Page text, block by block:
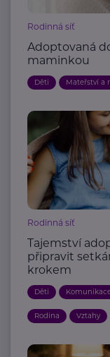
Rodinná síť
Adoptovaná
maminkou
Děti Mateřství a
Rodinná síť
Tajemství
připravit
krokem
Děti
Rodina Vztahy